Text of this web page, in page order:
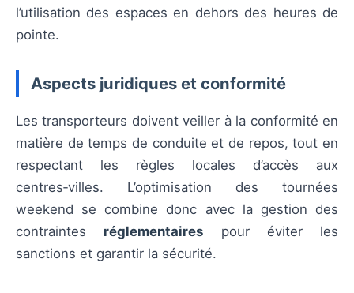
l’utilisation des espaces en dehors des heures de
pointe.
Aspects juridiques et conformité
Les transporteurs doivent veiller à la conformité en
matière de temps de conduite et de repos, tout en
respectant les règles locales d’accès aux
centres‑villes. L’optimisation des tournées
weekend se combine donc avec la gestion des
contraintes réglementaires pour éviter les
sanctions et garantir la sécurité.